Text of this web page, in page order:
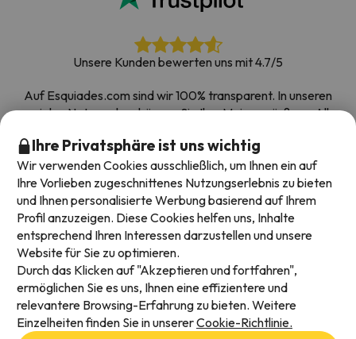
Unsere Kunden bewerten uns mit 4.7/5
Auf Esquiades.com sind wir 100% transparent. In unseren
sozialen Netzwerken können Sie Ihre Meinung äußern. Alle
stammen von echten Kunden.
Buchen Sie mit Vertrauen |Über 700.000 Menschen
haben ihren Skiurlaub bei Esquiades.com gebucht
Verfügbare Zahlungsarten
Ihre Privatsphäre ist uns wichtig
Wir verwenden Cookies ausschließlich, um Ihnen ein auf
Ihre Vorlieben zugeschnittenes Nutzungserlebnis zu bieten
und Ihnen personalisierte Werbung basierend auf Ihrem
Profil anzuzeigen. Diese Cookies helfen uns, Inhalte
entsprechend Ihren Interessen darzustellen und unsere
Website für Sie zu optimieren.
Durch das Klicken auf "Akzeptieren und fortfahren",
ermöglichen Sie es uns, Ihnen eine effizientere und
relevantere Browsing-Erfahrung zu bieten. Weitere
Einzelheiten finden Sie in unsererCookie-Richtlinie.